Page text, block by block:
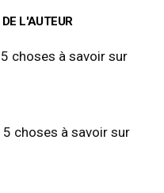
L'AUTEUR
choses à savoir sur
5 choses à savoir sur